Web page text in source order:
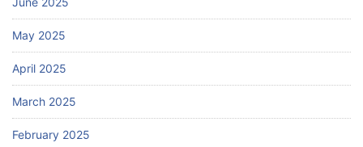
May 2025
April 2025
March 2025
February 2025